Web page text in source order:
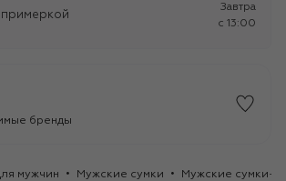
примеркой
Завтра
c 13:00
бренды
мужчин Мужские сумки Мужские сумки-